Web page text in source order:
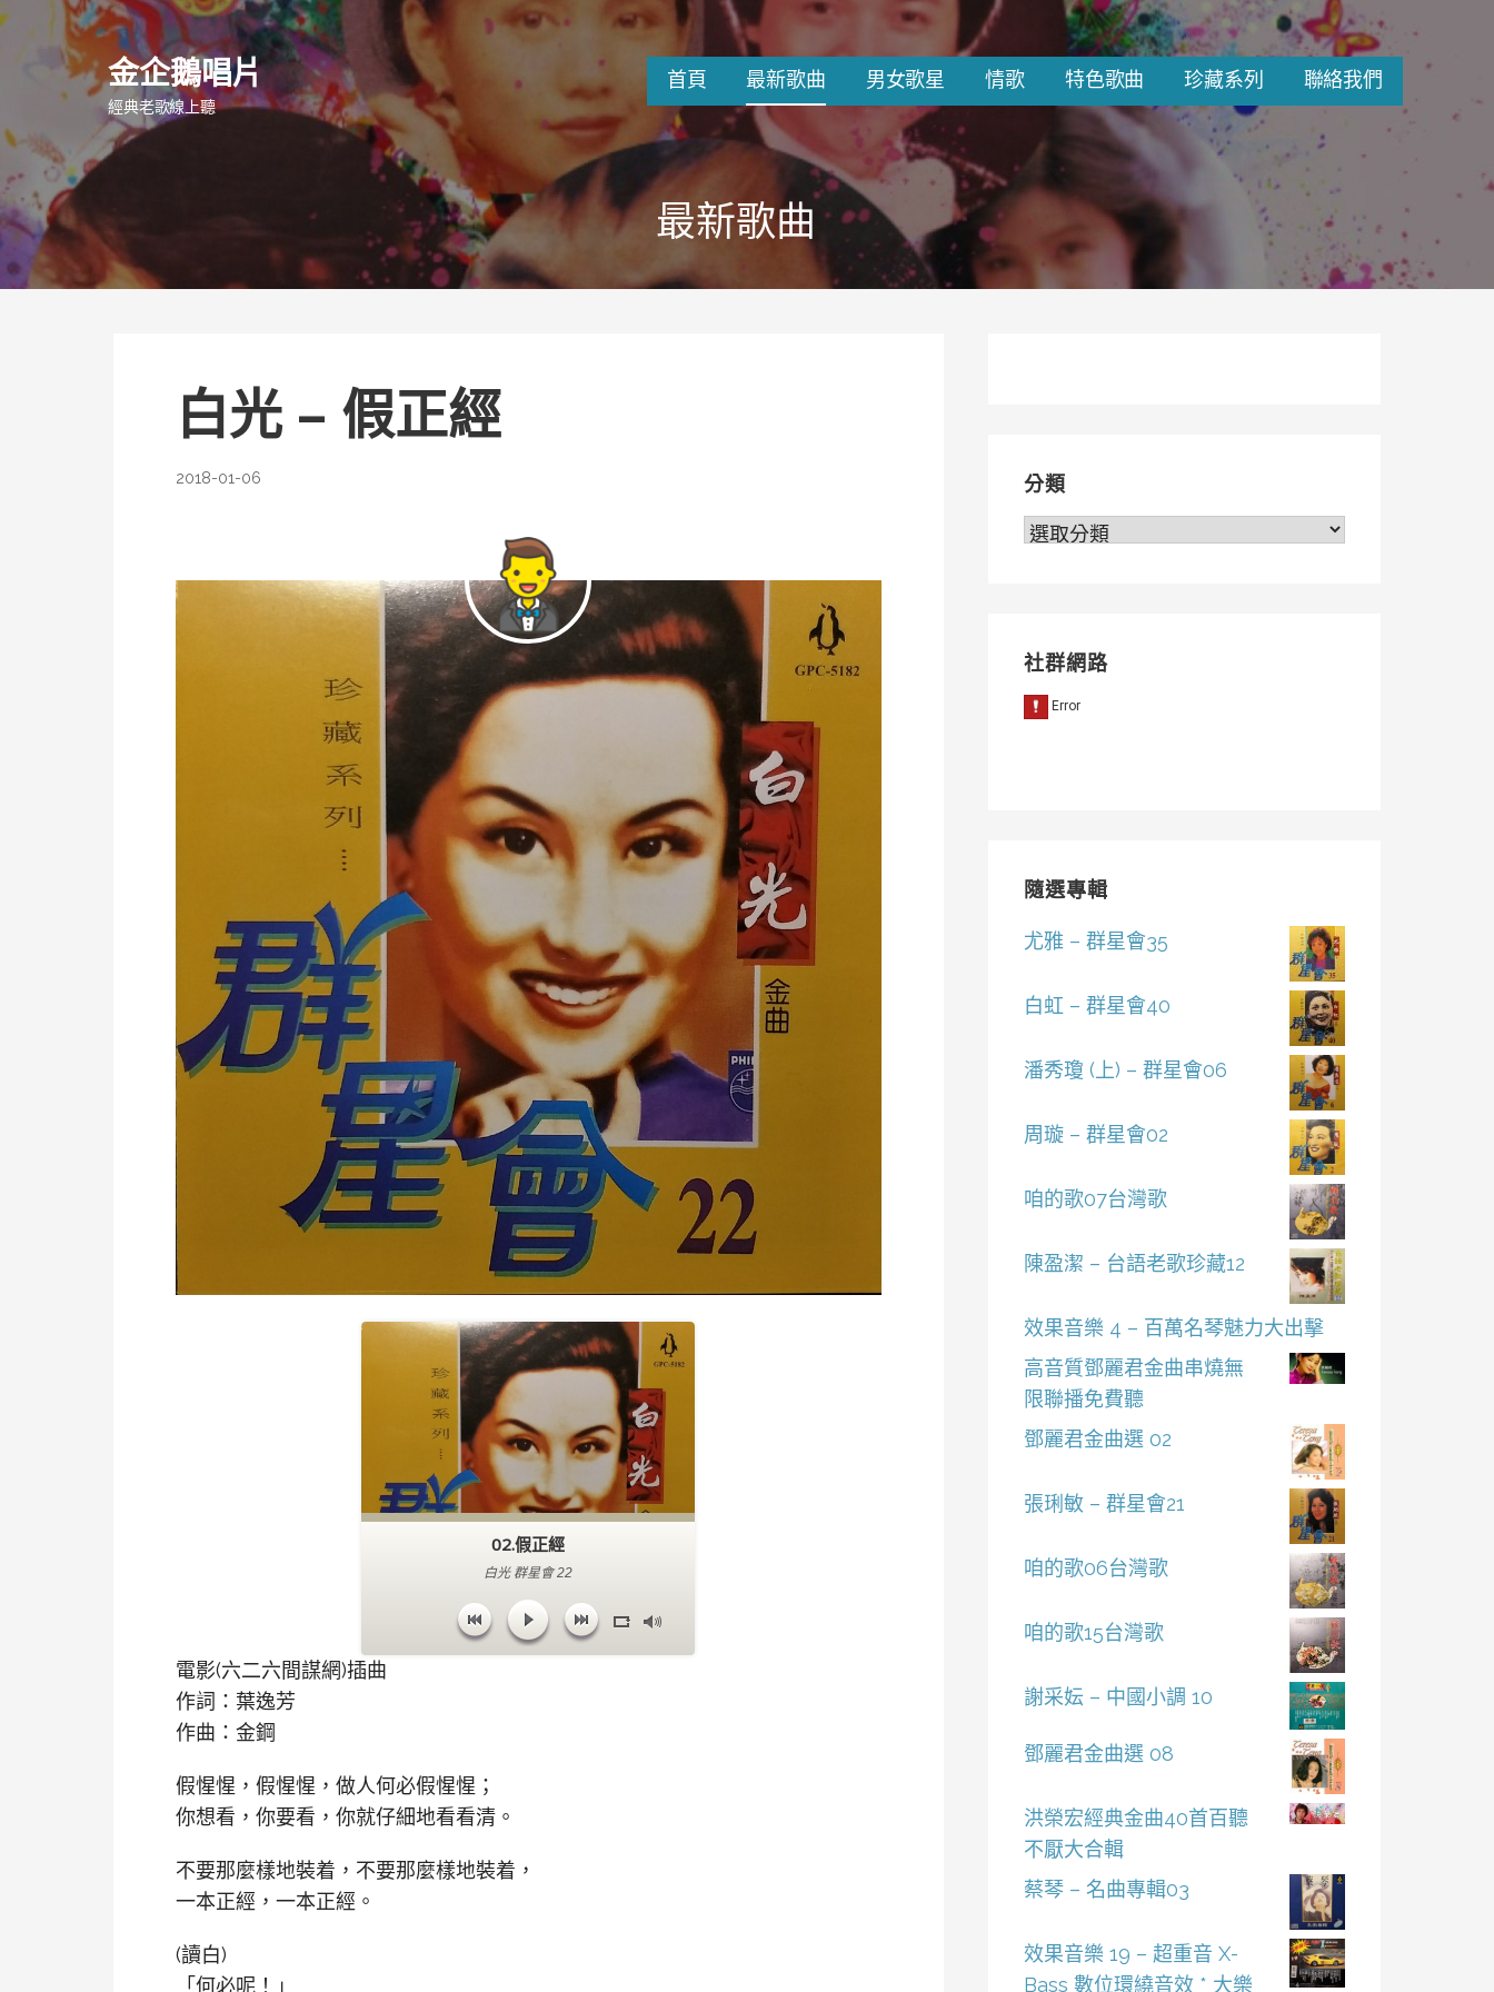
跳
容
金企鵝唱片
經典老歌線上聽
首頁 最新歌曲 男女歌星 情歌 特色歌曲 珍藏系列 聯絡我們
最新歌曲
白光 – 假正經
2018-01-06
02.假正經
白光 群星會 22
電影(六二六間謀網)插曲
作詞：葉逸芳
作曲：金鋼
假惺惺，假惺惺，做人何必假惺惺；
你想看，你要看，你就仔細地看看清。
不要那麼樣地裝着，不要那麼樣地裝着，
一本正經，一本正經。
(讀白)
「何必呢！」
分類
分
社群網路
隨選專輯
尤雅 – 群星會35
白虹 – 群星會40
潘秀瓊 (上) – 群星會06
周璇 – 群星會02
咱的歌07台灣歌
陳盈潔 – 台語老歌珍藏12
效果音樂 4 – 百萬名琴魅力大出擊
高音質鄧麗君金曲串燒無
限聯播免費聽
鄧麗君金曲選 02
張琍敏 – 群星會21
咱的歌06台灣歌
咱的歌15台灣歌
謝采妘 – 中國小調 10
鄧麗君金曲選 08
洪榮宏經典金曲40首百聽
不厭大合輯
蔡琴 – 名曲專輯03
效果音樂 19 – 超重音 X-
Bass 數位環繞音效 * 大樂